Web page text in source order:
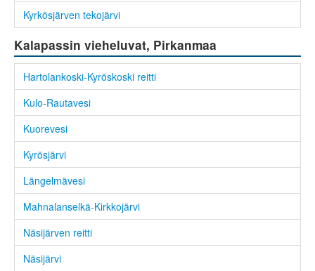
Kyrkösjärven tekojärvi
Kalapassin vieheluvat, Pirkanmaa
Hartolankoski-Kyröskoski reitti
Kulo-Rautavesi
Kuorevesi
Kyrösjärvi
Längelmävesi
Mahnalanselkä-Kirkkojärvi
Näsijärven reitti
Näsijärvi